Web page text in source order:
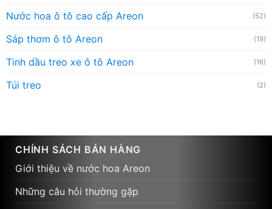
Nước hoa ô tô cao cấp Areon (52)
Sáp thơm ô tô Areon (19)
Tinh dầu treo xe ô tô Areon (16)
Túi treo (2)
CHÍNH SÁCH BÁN HÀNG
Giới thiệu về nước hoa Areon
Những câu hỏi thường gặp